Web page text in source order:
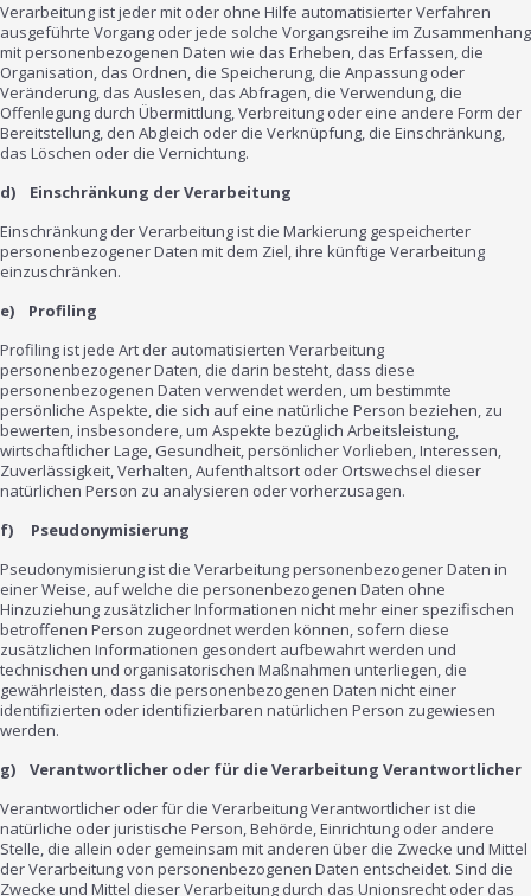
Verarbeitung ist jeder mit oder ohne Hilfe automatisierter Verfahren
ausgeführte Vorgang oder jede solche Vorgangsreihe im Zusammenhang
mit personenbezogenen Daten wie das Erheben, das Erfassen, die
Organisation, das Ordnen, die Speicherung, die Anpassung oder
Veränderung, das Auslesen, das Abfragen, die Verwendung, die
Offenlegung durch Übermittlung, Verbreitung oder eine andere Form der
Bereitstellung, den Abgleich oder die Verknüpfung, die Einschränkung,
das Löschen oder die Vernichtung.
d) Einschränkung der Verarbeitung
Einschränkung der Verarbeitung ist die Markierung gespeicherter
personenbezogener Daten mit dem Ziel, ihre künftige Verarbeitung
einzuschränken.
e) Profiling
Profiling ist jede Art der automatisierten Verarbeitung
personenbezogener Daten, die darin besteht, dass diese
personenbezogenen Daten verwendet werden, um bestimmte
persönliche Aspekte, die sich auf eine natürliche Person beziehen, zu
bewerten, insbesondere, um Aspekte bezüglich Arbeitsleistung,
wirtschaftlicher Lage, Gesundheit, persönlicher Vorlieben, Interessen,
Zuverlässigkeit, Verhalten, Aufenthaltsort oder Ortswechsel dieser
natürlichen Person zu analysieren oder vorherzusagen.
f) Pseudonymisierung
Pseudonymisierung ist die Verarbeitung personenbezogener Daten in
einer Weise, auf welche die personenbezogenen Daten ohne
Hinzuziehung zusätzlicher Informationen nicht mehr einer spezifischen
betroffenen Person zugeordnet werden können, sofern diese
zusätzlichen Informationen gesondert aufbewahrt werden und
technischen und organisatorischen Maßnahmen unterliegen, die
gewährleisten, dass die personenbezogenen Daten nicht einer
identifizierten oder identifizierbaren natürlichen Person zugewiesen
werden.
g) Verantwortlicher oder für die Verarbeitung Verantwortlicher
Verantwortlicher oder für die Verarbeitung Verantwortlicher ist die
natürliche oder juristische Person, Behörde, Einrichtung oder andere
Stelle, die allein oder gemeinsam mit anderen über die Zwecke und Mittel
der Verarbeitung von personenbezogenen Daten entscheidet. Sind die
Zwecke und Mittel dieser Verarbeitung durch das Unionsrecht oder das